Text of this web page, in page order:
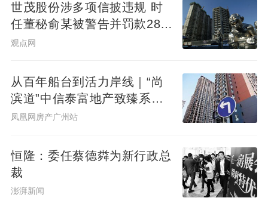
世茂股份涉多项信披违规 时
任董秘俞某被警告并罚款280
万元
观点网
从百年船台到活力岸线｜“尚
滨道”中信泰富地产致臻系首
秀广州&广州滨江天地商业愿
凤凰网房产广州站
恒隆：委任蔡德粦为新行政总
裁
澎湃新闻